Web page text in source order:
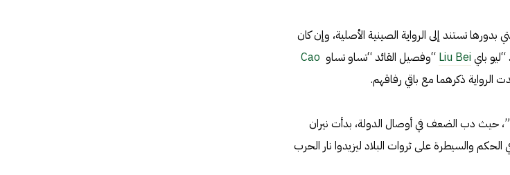
بدورها تستند إلى الرواية الصينية الأصلية، وإن كان
باي Liu Bei “وفصيل القائد “تساو تساو Cao
الرواية ذكرهما مع باقي رفاقهم.
الـ”هان”، حيث دب الضعف في أوصال الدولة، بدأت نيران
والسيطرة على ثروات البلاد ليزيدوا نار الحرب